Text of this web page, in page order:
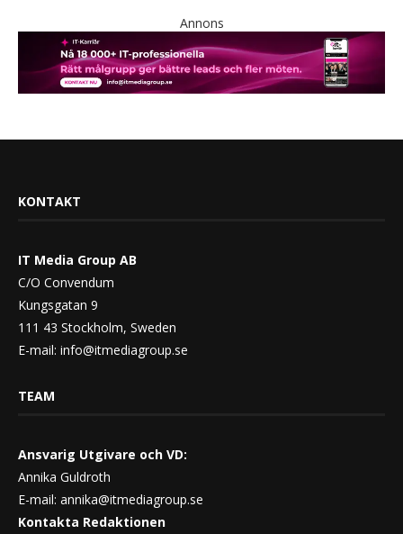
Annons
KONTAKT
IT Media Group AB
C/O Convendum
Kungsgatan 9
111 43 Stockholm, Sweden
E-mail: info@itmediagroup.se
TEAM
Ansvarig Utgivare och VD:
Annika Guldroth
E-mail: annika@itmediagroup.se
Kontakta Redaktionen